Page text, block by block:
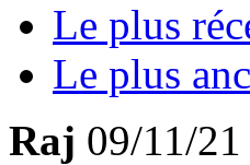
Le plus
Le plus
Raj 09/11/21